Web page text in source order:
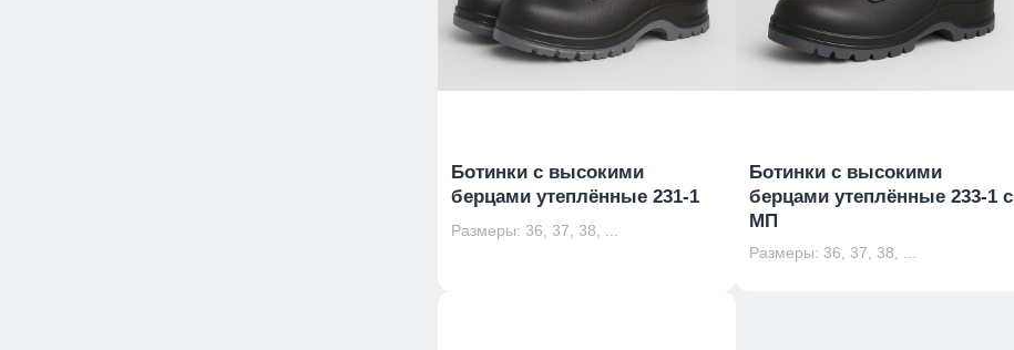
Ботинки с высокими
берцами утеплённые 231-1
Размеры: 36, 37, 38, ...
Ботинки с высокими
берцами утеплённые 233-1 с
МП
Размеры: 36, 37, 38, ...